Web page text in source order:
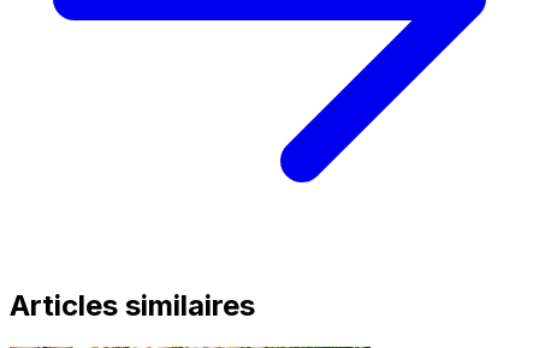
Articles similaires